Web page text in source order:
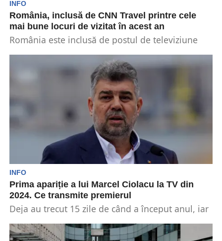
INFO
România, inclusă de CNN Travel printre cele
mai bune locuri de vizitat în acest an
România este inclusă de postul de televiziune
INFO
Prima apariție a lui Marcel Ciolacu la TV din
2024. Ce transmite premierul
Deja au trecut 15 zile de când a început anul, iar